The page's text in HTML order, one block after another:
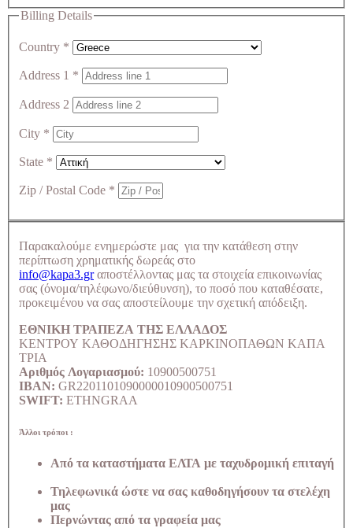
Billing Details
Country *
Address 1 *
Address 2
City *
State *
Zip / Postal Code *
Παρακαλούμε ενημερώστε μας για την κατάθεση στην
περίπτωση χρηματικής δωρεάς στο
info@kapa3.grαποστέλλοντας μας τα στοιχεία επικοινωνίας
σας (όνομα/τηλέφωνο/διεύθυνση), το ποσό που καταθέσατε,
προκειμένου να σας αποστείλουμε την σχετική απόδειξη.
ΕΘΝΙΚΗ ΤΡΑΠΕΖΑ ΤΗΣ ΕΛΛΑΔΟΣ
ΚΕΝΤΡΟΥ ΚΑΘΟΔΗΓΗΣΗΣ ΚΑΡΚΙΝΟΠΑΘΩΝ ΚΑΠΑ
ΤΡΙΑ
Αριθμός Λογαριασμού: 10900500751
IBAN: GR2201101090000010900500751
SWIFT: ETHNGRAA
Άλλοι τρόποι :
Από τα καταστήματα ΕΛΤΑ με ταχυδρομική επιταγή
Τηλεφωνικά ώστε να σας καθοδηγήσουν τα στελέχη
μας
Περνώντας από τα γραφεία μας